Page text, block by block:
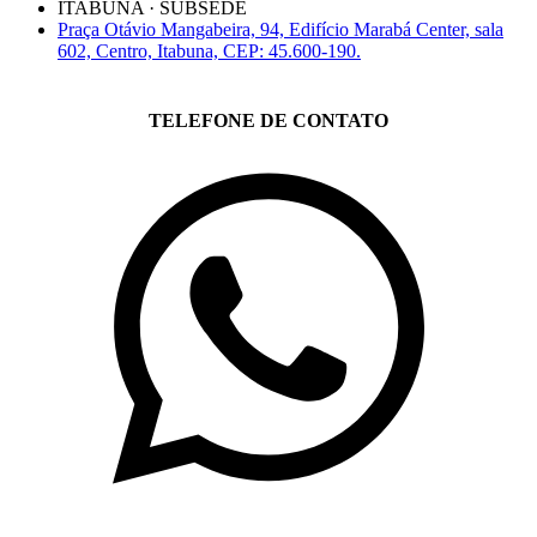
ITABUNA · SUBSEDE
Praça Otávio Mangabeira, 94, Edifício Marabá Center, sala
602, Centro, Itabuna, CEP: 45.600-190.
TELEFONE DE CONTATO